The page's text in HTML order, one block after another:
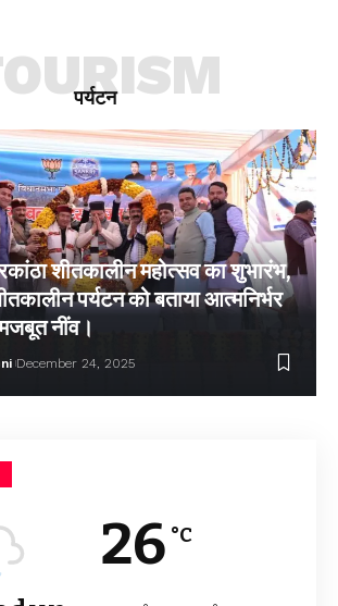
पर्यटन
शीतकालीन महोत्सव का शुभारंभ,
पर्यटन को बताया आत्मनिर्भर
नींव।
December 24, 2025
26 °C